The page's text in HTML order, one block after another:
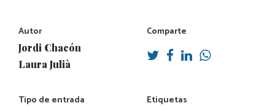
Autor
Jordi Chacón
Laura Julià
Comparte
Tipo de entrada Etiquetas